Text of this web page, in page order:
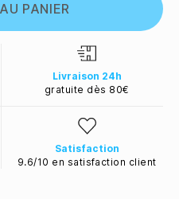
PANIER
Livraison 24h
gratuite dès 80€
Satisfaction
9.6/10 en satisfaction client